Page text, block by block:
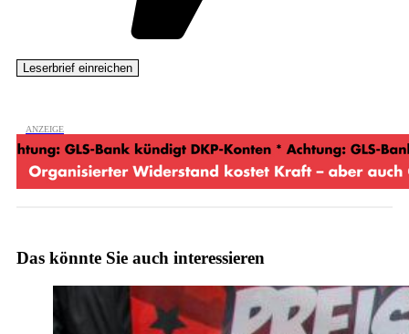
Das könnte Sie auch interessieren